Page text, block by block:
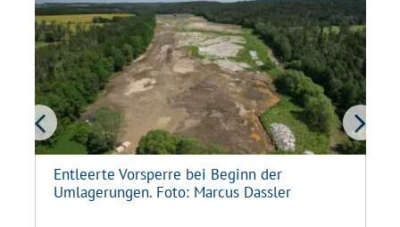
Entleerte Vorsperre bei Beginn der
Umlagerungen. Foto: Marcus Dassler